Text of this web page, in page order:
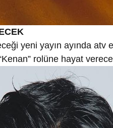
yeni yayın ayında
rolüne hayat